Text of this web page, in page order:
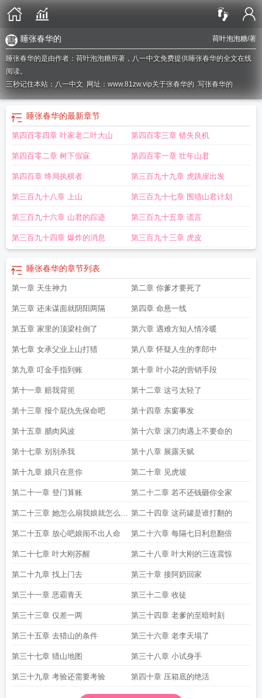
荷叶泡泡糖/著
睡张春华的
睡张春华的是由作者：荷叶泡泡糖所著，八一中文免费提供睡张春华的全文在线
阅读。
三秒记住本站：八一中文 网址：www.81zw.vip关于张春华的 写张春华的
睡张春华的最新章节
第四百零四章 叶家老二叶大山 第四百零三章 错失良机
第四百零二章 树下假寐 第四百零一章 壮年山君
第四百章 终局执棋者 第三百九十九章 虎跳崖出发
第三百九十八章 上山 第三百九十七章 围猎山君计划
第三百九十六章 山君的踪迹 第三百九十五章 谎言
第三百九十四章 爆炸的消息 第三百九十三章 虎皮
睡张春华的章节列表
第一章 天生神力 第二章 你爹才要死了
第三章 还未谋面就阴阳两隔 第四章 命悬一线
第五章 家里的顶梁柱倒了 第六章 遇难方知人情冷暖
第七章 女承父业上山打猎 第八章 怀疑人生的李郎中
第九章 叮金手指到账 第十章 叶小花的营销手段
第十一章 赔我背篼 第十二章 这弓太轻了
第十三章 报个屁仇先保命吧 第十四章 东窗事发
第十五章 腊肉风波 第十六章 滚刀肉遇上不要命的
第十七章 别别杀我 第十八章 展露天赋
第十九章 娘只在意你 第二十章 见虎坡
第二十一章 登门算账 第二十二章 若不还钱砸你全家
第二十三章 她怎么扇我娘就怎么扇
回来
第二十四章 这药罐是谁打翻的
第二十五章 放心吧娘闹不出人命 第二十六章 每隔七日利息翻倍
第二十七章 叶大刚苏醒 第二十八章 叶大刚的三连震惊
第二十九章 找上门去 第三十章 接阿奶回家
第三十一章 恶霸青天 第三十二章 收徒
第三十三章 仅差一两 第三十四章 老爹的至暗时刻
第三十五章 去猎山的条件 第三十六章 老李天塌了
第三十七章 猎山地图 第三十八章 小试身手
第三十九章 考验还需要考验 第四十章 压箱底的绝活